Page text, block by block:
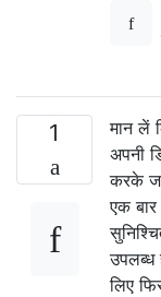
1
मान लें
अपनी
करके
एक
लिए